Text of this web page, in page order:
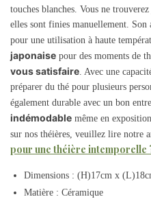
touches blanches. Vous ne
elles sont finies manuellement. Son
pour une utilisation à haute
japonaise pour des moments de
vous satisfaire . Avec une
préparer du thé pour plusieurs
également durable avec un bon
indémodable même en
sur nos théières, veuillez lire notre
pour une théière intemporelle
Dimensions : (H)17cm x
Matière : Céramique